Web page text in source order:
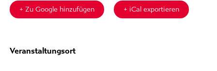
+ Zu Google hinzufügen + iCal exportieren
Veranstaltungsort